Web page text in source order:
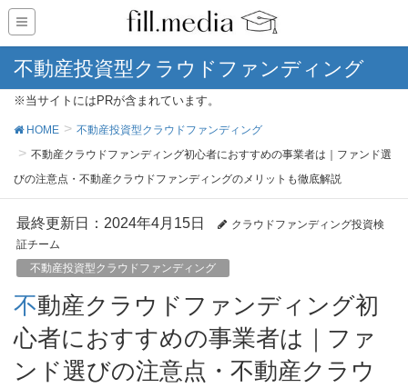
不動産投資型クラウドファンディング
※当サイトにはPRが含まれています。
HOME
不動産投資型クラウドファンディング
不動産クラウドファンディング初心者におすすめの事業者は｜ファンド選
びの注意点・不動産クラウドファンディングのメリットも徹底解説
最終更新日：2024年4月15日
クラウドファンディング投資検
証チーム
不動産投資型クラウドファンディング
不動産クラウドファンディング初
心者におすすめの事業者は｜ファ
ンド選びの注意点・不動産クラウ